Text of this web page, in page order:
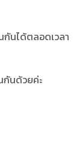
กันได้ตลอดเวลา
กันด้วยค่ะ